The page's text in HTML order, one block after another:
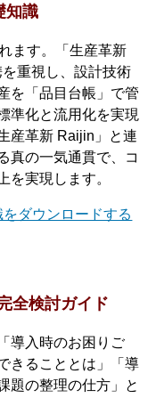
知識
ます。「生産革新
重視し、設計技術
を「品目台帳」で管
準化と流用化を実現
産革新 Raijin」と連
真の一気通貫で、コ
を実現します。
ダウンロードする
全検討ガイド
導入時のお困りご
きることとは」「導
題の整理の仕方」と